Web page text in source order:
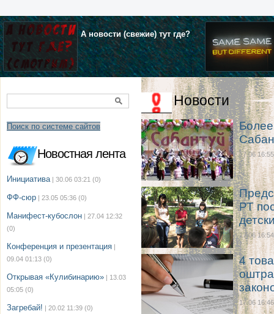
А новости (свежие) тут где?
Поиск по системе сайтов
Новостная лента
Инициатива | 30.06 03:21 (0)
ФФ-сюр | 23.05 05:36 (0)
Манифест-кубослон | 27.04 12:32
(0)
Конференция и презентация |
09.04 01:13 (0)
Открывая «Кулибинарию» | 13.03
05:05 (0)
Загребай! | 20.02 11:39 (0)
Новости
17.06 16:55
РТ
17.06 16:54
4
17.06 16:46